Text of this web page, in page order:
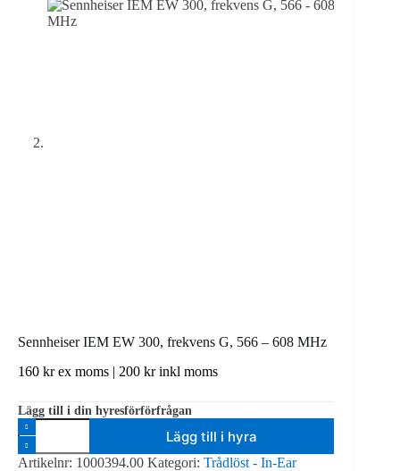
Sennheiser IEM EW 300, frekvens G, 566 – 608 MHz
160 krex moms | 200 krinkl moms
Lägg till i din hyresförförfrågan
Sennheiser
IEM
EW
Lägg till i hyra
Artikelnr: 1000394.00 Kategori: Trådlöst - In-Ear